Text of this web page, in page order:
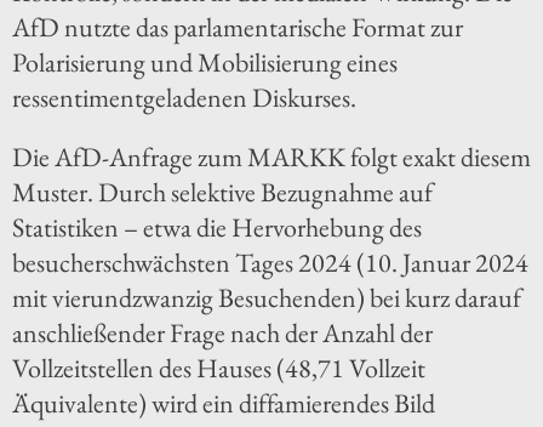
AfD nutzte das parlamentarische Format zur
Polarisierung und Mobilisierung eines
ressentimentgeladenen Diskurses.
Die AfD-Anfrage zum MARKK folgt exakt diesem
Muster. Durch selektive Bezugnahme auf
Statistiken – etwa die Hervorhebung des
besucherschwächsten Tages 2024 (10. Januar 2024
mit vierundzwanzig Besuchenden) bei kurz darauf
anschließender Frage nach der Anzahl der
Vollzeitstellen des Hauses (48,71 Vollzeit
Äquivalente) wird ein diffamierendes Bild